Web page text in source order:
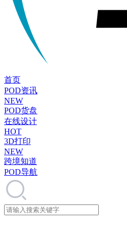
首页
POD资讯
NEW
POD货盘
在线设计
HOT
3D打印
NEW
跨境知道
POD导航